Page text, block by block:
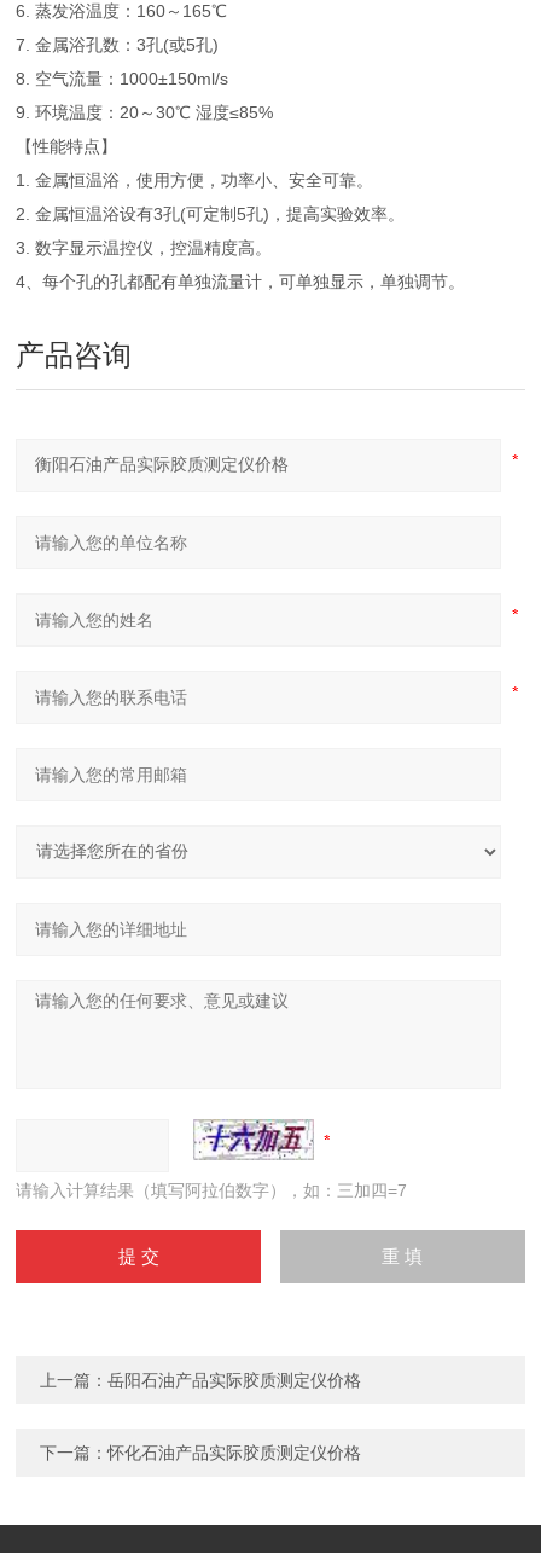
6. 蒸发浴温度：160～165℃
7. 金属浴孔数：3孔(或5孔)
8. 空气流量：1000±150ml/s
9. 环境温度：20～30℃ 湿度≤85%
【性能特点】
1. 金属恒温浴，使用方便，功率小、安全可靠。
2. 金属恒温浴设有3孔(可定制5孔)，提高实验效率。
3. 数字显示温控仪，控温精度高。
4、每个孔的孔都配有单独流量计，可单独显示，单独调节。
产品咨询
请输入计算结果（填写阿拉伯数字），如：三加四=7
上一篇：岳阳石油产品实际胶质测定仪价格
下一篇：怀化石油产品实际胶质测定仪价格